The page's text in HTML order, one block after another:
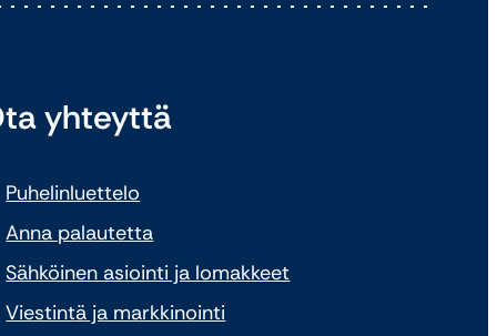
yhteyttä
Puhelinluettelo
Anna palautetta
Sähköinen asiointi ja lomakkeet
Viestintä ja markkinointi